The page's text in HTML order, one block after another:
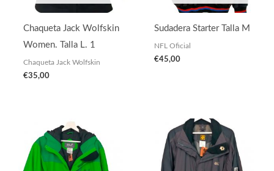
Chaqueta Jack Wolfskin
Women. Talla L. 1
Chaqueta Jack Wolfskin
€35,00
Sudadera Starter Talla M
NFL Oficial
€45,00